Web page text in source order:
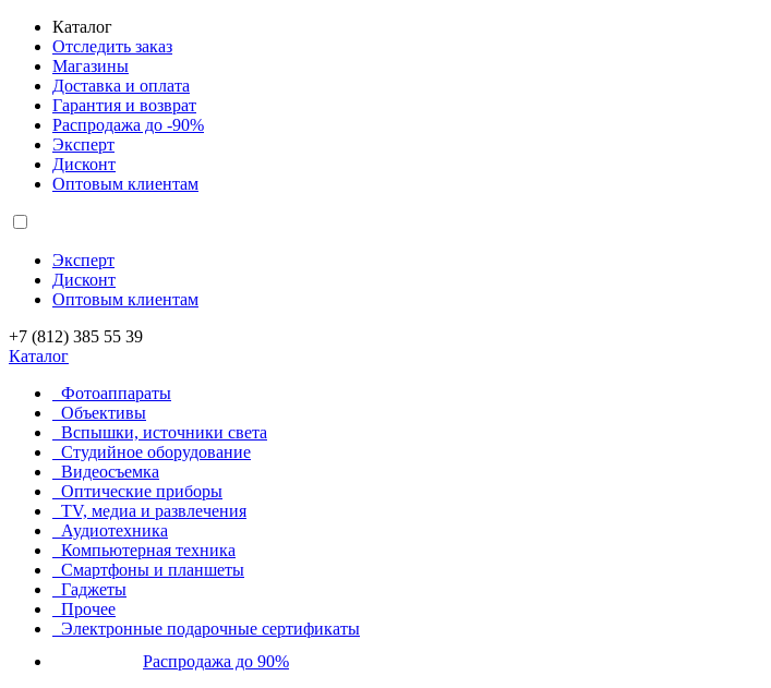
Каталог
Отследить заказ
Магазины
Доставка и оплата
Гарантия и возврат
Распродажа до -90%
Эксперт
Дисконт
Оптовым клиентам
Эксперт
Дисконт
Оптовым клиентам
+7 (812) 385 55 39
Каталог
Фотоаппараты
Объективы
Вспышки, источники света
Студийное оборудование
Видеосъемка
Оптические приборы
TV, медиа и развлечения
Аудиотехника
Компьютерная техника
Смартфоны и планшеты
Гаджеты
Прочее
Электронные подарочные сертификаты
Распродажа до 90%